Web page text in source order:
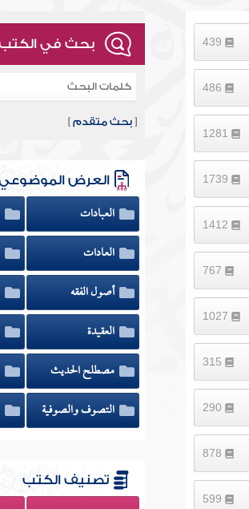
بحث في
[بحث متقدم ]
العرض
العبادات
العادات
أصول الفقه
العقيدة
مصطلح الحديث
التصوف والصوفية
تصنيف الكتب